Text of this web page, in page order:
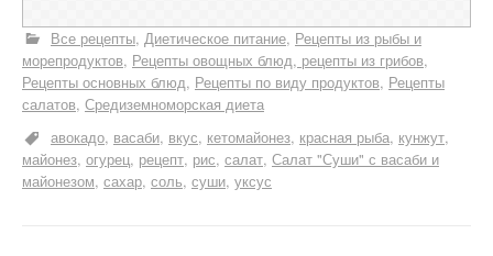
Все рецепты Диетическое питание Рецепты из рыбы и
морепродуктов Рецепты овощных блюд, рецепты из грибов
Рецепты основных блюд Рецепты по виду продуктов Рецепты
салатов Средиземноморская диета
авокадо васаби вкус кетомайонез красная рыба кунжут
майонез огурец рецепт рис салат Салат "Суши" с васаби и
майонезом сахар соль суши уксус